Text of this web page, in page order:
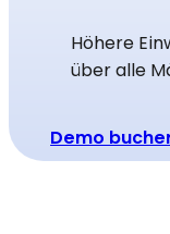
Höhere
über alle
Demo